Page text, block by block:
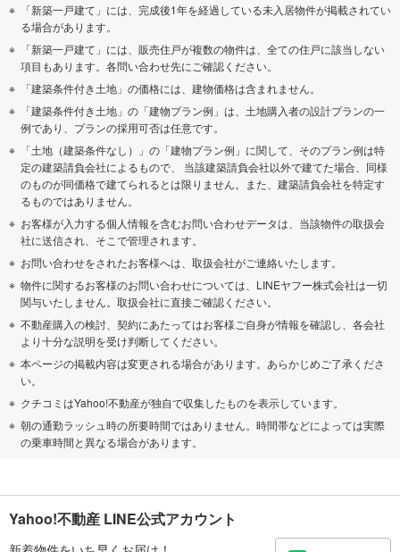
「新築一戸建て」には、完成後1年を経過している未入居物件が掲載されてい
る場合があります。
「新築一戸建て」には、販売住戸が複数の物件は、全ての住戸に該当しない
項目もあります。各問い合わせ先にご確認ください。
「建築条件付き土地」の価格には、建物価格は含まれません。
「建築条件付き土地」の「建物プラン例」は、土地購入者の設計プランの一
例であり、プランの採用可否は任意です。
「土地（建築条件なし）」の「建物プラン例」に関して、そのプラン例は特
定の建築請負会社によるもので、 当該建築請負会社以外で建てた場合、同様
のものが同価格で建てられるとは限りません。また、建築請負会社を特定す
るものではありません。
お客様が入力する個人情報を含むお問い合わせデータは、当該物件の取扱会
社に送信され、そこで管理されます。
お問い合わせをされたお客様へは、取扱会社がご連絡いたします。
物件に関するお客様のお問い合わせについては、LINEヤフー株式会社は一切
関与いたしません。取扱会社に直接ご確認ください。
不動産購入の検討、契約にあたってはお客様ご自身が情報を確認し、各会社
より十分な説明を受け判断してください。
本ページの掲載内容は変更される場合があります。あらかじめご了承くださ
い。
クチコミはYahoo!不動産が独自で収集したものを表示しています。
朝の通勤ラッシュ時の所要時間ではありません。時間帯などによっては実際
の乗車時間と異なる場合があります。
Yahoo!不動産 LINE公式アカウント